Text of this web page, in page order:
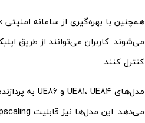
کنترل کنند.